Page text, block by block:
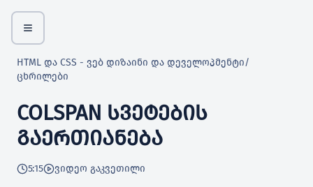
HTML და CSS - ვებ დიზაინი და დეველოპმენტი/
ცხრილები
COLSPAN ᲡᲕᲔᲢᲔᲑᲘᲡ
ᲒᲐᲔᲠᲗᲘᲐᲜᲔᲑᲐ
5:15 ვიდეო გაკვეთილი